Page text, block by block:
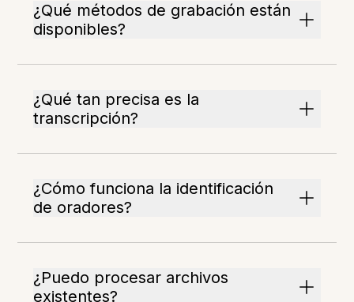
¿Qué métodos de grabación están
disponibles?
¿Qué tan precisa es la
transcripción?
¿Cómo funciona la identificación
de oradores?
¿Puedo procesar archivos
existentes?